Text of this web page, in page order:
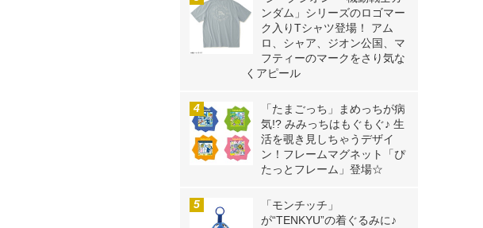
ンダム」シリーズのロゴマー
ク入りTシャツ登場！ アム
ロ、シャア、ジオン公国、マ
フティーのマークをさり気な
くアピール
「たまごっち」まめっちが病
気!? みみっちはもぐもぐ♪ 生
活を覗き見しちゃうデザイ
ン！フレームマグネット「ぴ
たっとフレーム」登場☆
「モンチッチ」
が“TENKYU”の着ぐるみに♪